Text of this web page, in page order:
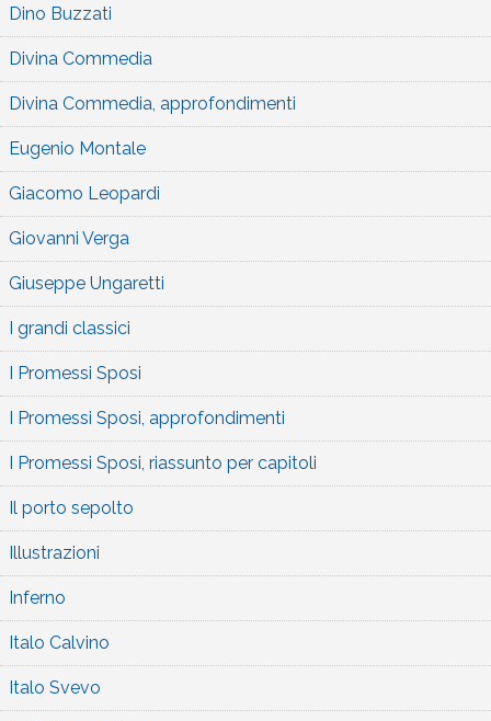
Dino Buzzati
Divina Commedia
Divina Commedia, approfondimenti
Eugenio Montale
Giacomo Leopardi
Giovanni Verga
Giuseppe Ungaretti
I grandi classici
I Promessi Sposi
I Promessi Sposi, approfondimenti
I Promessi Sposi, riassunto per capitoli
Il porto sepolto
Illustrazioni
Inferno
Italo Calvino
Italo Svevo